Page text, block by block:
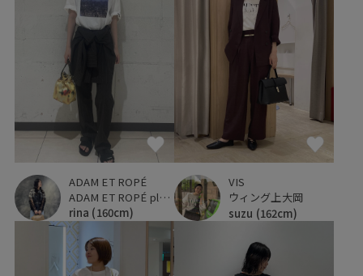
ADAM ET ROPÉ
ADAM ET ROPÉ plus ルミネ立川店
rina (160cm)
VIS
ウィング上大岡
suzu (162cm)